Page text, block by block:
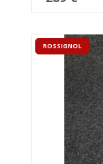
ROSSIGNOL